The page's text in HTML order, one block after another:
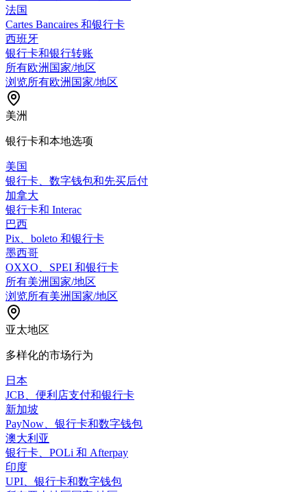
法国
Cartes Bancaires 和银行卡
西班牙
银行卡和银行转账
所有欧洲国家/地区
浏览所有欧洲国家/地区
美洲
银行卡和本地选项
美国
银行卡、数字钱包和先买后付
加拿大
银行卡和 Interac
巴西
Pix、boleto 和银行卡
墨西哥
OXXO、SPEI 和银行卡
所有美洲国家/地区
浏览所有美洲国家/地区
亚太地区
多样化的市场行为
日本
JCB、便利店支付和银行卡
新加坡
PayNow、银行卡和数字钱包
澳大利亚
银行卡、POLi 和 Afterpay
印度
UPI、银行卡和数字钱包